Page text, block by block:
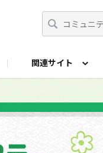
関連サイト